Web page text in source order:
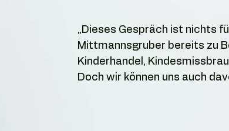
„Dieses Gespräch ist nichts
Mittmannsgruber bereits zu
Kinderhandel,
Doch wir können uns auch